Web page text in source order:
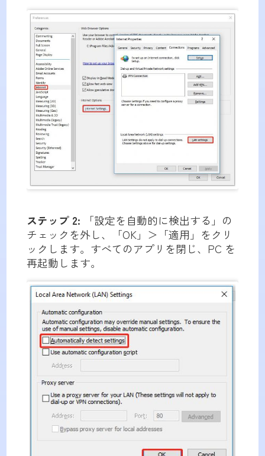
ステップ 2: 「設定を自動的に検出する」の
チェックを外し、「OK」＞「適用」をクリ
ックします。すべてのアプリを閉じ、PC を
再起動します。